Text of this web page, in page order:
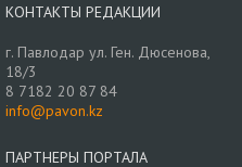
КОНТАКТЫ РЕДАКЦИИ
г. Павлодар ул. Ген. Дюсенова,
18/3
8 7182 20 87 84
info@pavon.kz
ПАРТНЕРЫ ПОРТАЛА